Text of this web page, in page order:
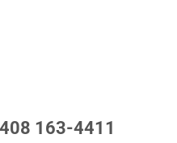
163-4411